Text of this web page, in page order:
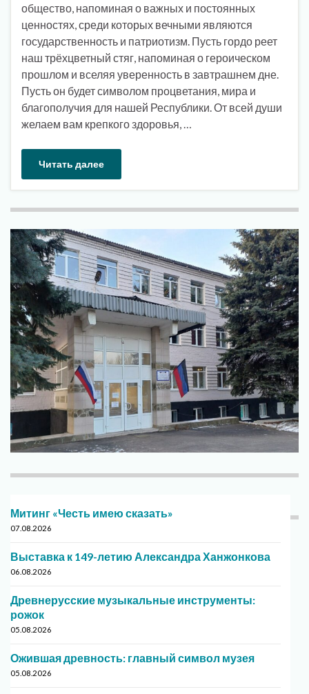
общество, напоминая о важных и постоянных
ценностях, среди которых вечными являются
государственность и патриотизм. Пусть гордо реет
наш трёхцветный стяг, напоминая о героическом
прошлом и вселяя уверенность в завтрашнем дне.
Пусть он будет символом процветания, мира и
благополучия для нашей Республики. От всей души
желаем вам крепкого здоровья, …
Читать далее
Митинг «Честь имею сказать»
07.08.2026
Выставка к 149-летию Александра Ханжонкова
06.08.2026
Древнерусские музыкальные инструменты:
рожок
05.08.2026
Ожившая древность: главный символ музея
05.08.2026